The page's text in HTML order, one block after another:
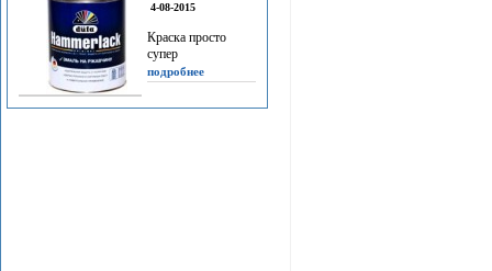
4-08-2015
Краска просто
супер
подробнее